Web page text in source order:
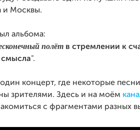
и Москвы.
альбома:
полёт в стремлении к
смысла".
концерт, где некоторые
зрителями. Здесь и на моём
с фрагментами разных